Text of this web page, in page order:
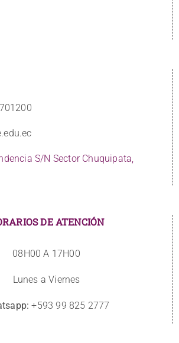
S/N Sector Chuquipata,
DE ATENCIÓN
08H00 A 17H00
Lunes a Viernes
+593 99 825 2777